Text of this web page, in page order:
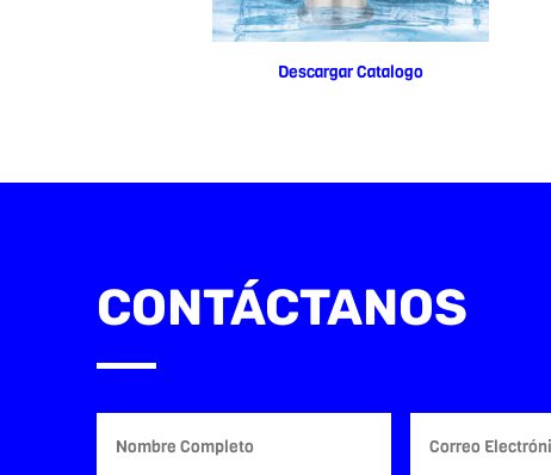
Descargar Catalogo
CONTÁCTANOS